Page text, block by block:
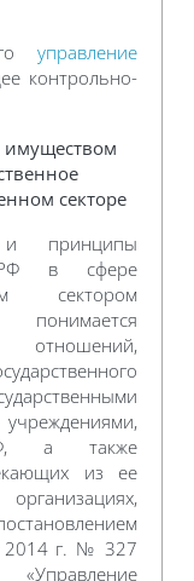
управление
контрольно-
имуществом
секторе
принципы
РФ в сфере
сектором
отношений,
а также
из ее
2014 г. № 327
«Управление